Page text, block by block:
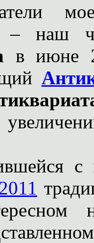
– наш
в июне